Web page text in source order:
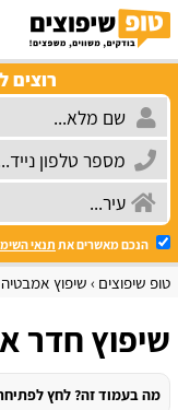
הנכם מאשרים את תנאי
טופ שיפוצים שיפוץ אמבטיה
שיפוץ חדר
מה בעמוד זה? לחץ לפתיחת